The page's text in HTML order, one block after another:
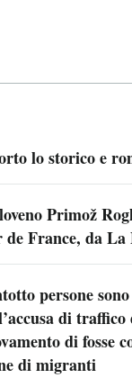
lo storico e
Primož
de France, da
persone
di
di fosse
di migranti